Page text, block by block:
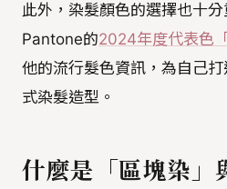
此外，染髮顏色的選擇也十
Pantone的2024年度代表色「
他的流行髮色資訊，為自己
式染髮造型。
什麼是「區塊染」